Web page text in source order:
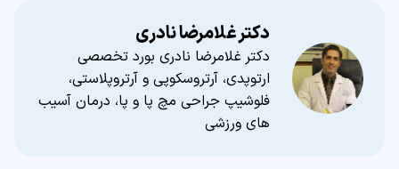
دکتر غلامرضا نادری
دکتر غلامرضا نادری بورد تخصصی
ارتوپدی، آرتروسکوپی و آرتروپلاستی،
فلوشیپ جراحی مچ پا و پا، درمان آسیب
های ورزشی